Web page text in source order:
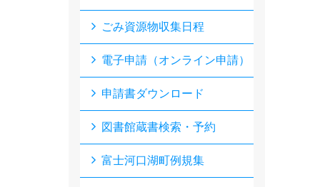
ごみ資源物収集日程
電子申請（オンライン申請）
申請書ダウンロード
図書館蔵書検索・予約
富士河口湖町例規集